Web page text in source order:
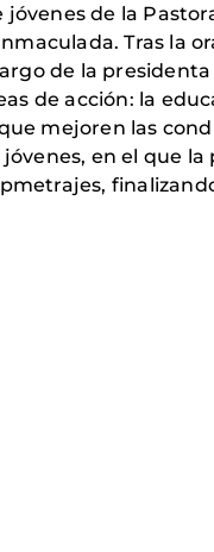
de la
Tras la
de la
de acción: la
mejoren las
en el que